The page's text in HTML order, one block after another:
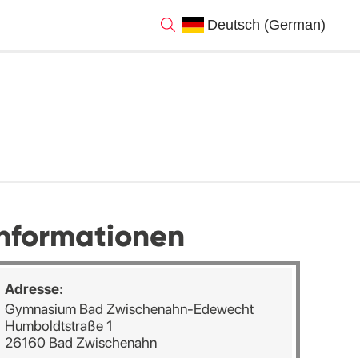
Adresse:
Gymnasium Bad Zwischenahn-Edewecht
Humboldtstraße 1
26160 Bad Zwischenahn